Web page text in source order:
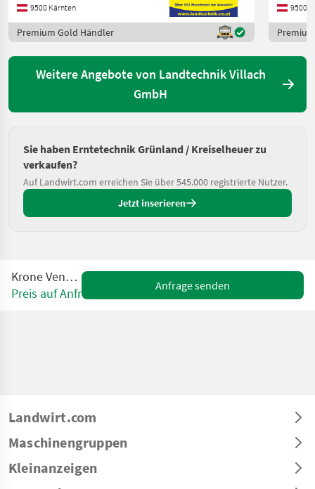
9500 Kärnten
Premium Gold Händler
9500
Weitere Angebote von Landtechnik Villach
GmbH
Sie haben Erntetechnik Grünland / Kreiselheuer zu
verkaufen?
Auf Landwirt.com erreichen Sie über 545.000 registrierte Nutzer.
Jetzt inserieren
Krone Vendro 820
Preis auf Anfrage
Anfrage senden
Landwirt.com
Maschinengruppen
Kleinanzeigen